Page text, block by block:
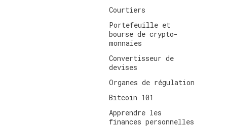
Courtiers
Portefeuille et
bourse de crypto-
monnaies
Convertisseur de
devises
Organes de régulation
Bitcoin 101
Apprendre les
finances personnelles